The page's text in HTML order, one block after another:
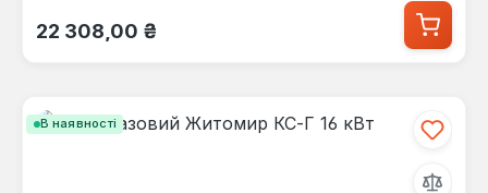
Звичайна ціна:
22 308,00 ₴
В наявності